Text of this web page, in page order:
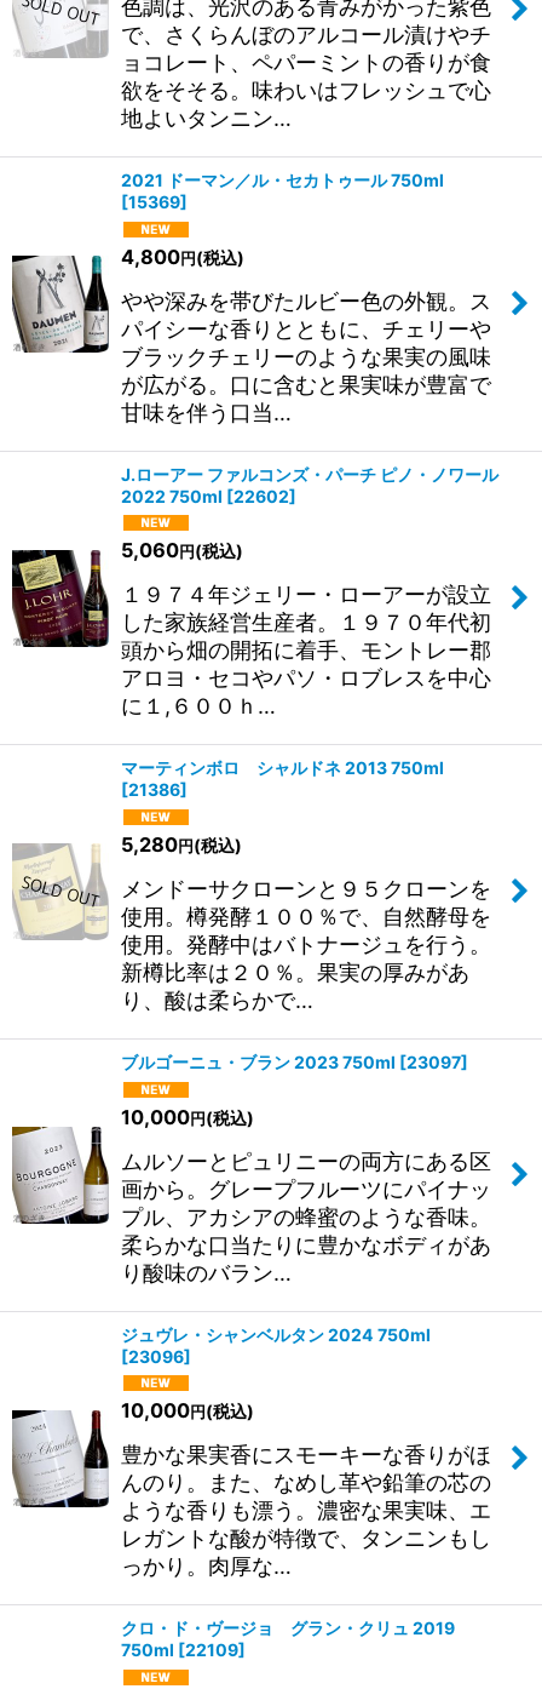
色調は、光沢のある青みがかった紫色
で、さくらんぼのアルコール漬けやチ
ョコレート、ペパーミントの香りが食
欲をそそる。味わいはフレッシュで心
地よいタンニン…
2021 ドーマン／ル・セカトゥール 750ml
[15369]
4,800円 (税込)
やや深みを帯びたルビー色の外観。ス
パイシーな香りとともに、チェリーや
ブラックチェリーのような果実の風味
が広がる。口に含むと果実味が豊富で
甘味を伴う口当…
J.ローアー ファルコンズ・パーチ ピノ・ノワール
2022 750ml [22602]
5,060円 (税込)
１９７４年ジェリー・ローアーが設立
した家族経営生産者。１９７０年代初
頭から畑の開拓に着手、モントレー郡
アロヨ・セコやパソ・ロブレスを中心
に１,６００ｈ…
マーティンボロ シャルドネ 2013 750ml
[21386]
5,280円 (税込)
メンドーサクローンと９５クローンを
使用。樽発酵１００％で、自然酵母を
使用。発酵中はバトナージュを行う。
新樽比率は２０％。果実の厚みがあ
り、酸は柔らかで…
ブルゴーニュ・ブラン 2023 750ml [23097]
10,000円 (税込)
ムルソーとピュリニーの両方にある区
画から。グレープフルーツにパイナッ
プル、アカシアの蜂蜜のような香味。
柔らかな口当たりに豊かなボディがあ
り酸味のバラン…
ジュヴレ・シャンベルタン 2024 750ml
[23096]
10,000円 (税込)
豊かな果実香にスモーキーな香りがほ
んのり。また、なめし革や鉛筆の芯の
ような香りも漂う。濃密な果実味、エ
レガントな酸が特徴で、タンニンもし
っかり。肉厚な…
クロ・ド・ヴージョ グラン・クリュ 2019
750ml [22109]